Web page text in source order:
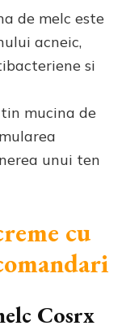
de melc este
acneic,
si
mucina de
unui ten
cu
Cosrx